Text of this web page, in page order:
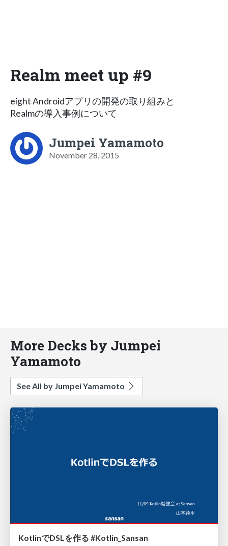
Realm meet up #9
eight Androidアプリの開発の取り組みと
Realmの導入事例について
Jumpei Yamamoto
November 28, 2015
More Decks by Jumpei
Yamamoto
See All by Jumpei Yamamoto
KotlinでDSLを作る #Kotlin_Sansan